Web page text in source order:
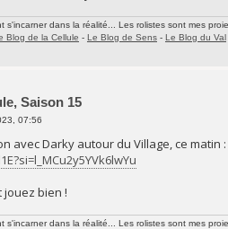
s'incarner dans la réalité... Les rolistes sont mes
Blog de la Cellule - Le Blog de Sens - Le Blog du Val
Saison 15
07:56
avec Darky autour du Village, ce matin :
bien !
s'incarner dans la réalité... Les rolistes sont mes